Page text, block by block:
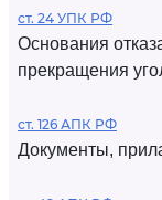
ст. 24 УПК РФ
Основания
прекращения
ст. 126 АПК РФ
Документы,